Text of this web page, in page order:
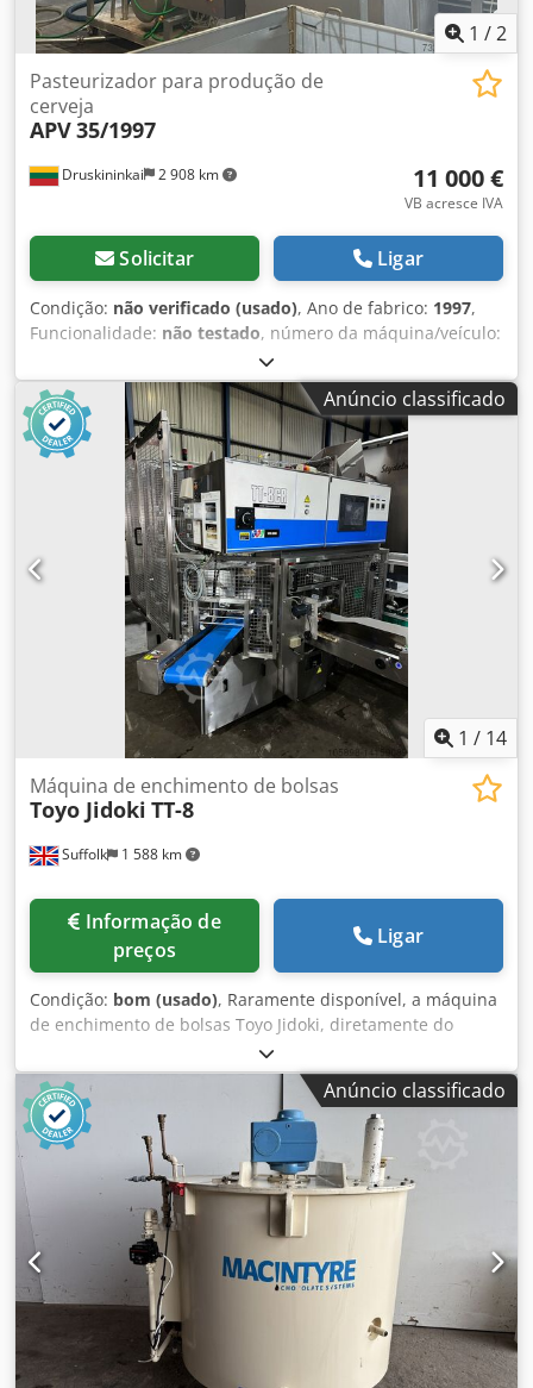
1 /2
Druskininkai 2 908 km
Pasteurizador para produção de
cerveja
APV35/1997
11 000 €
VB acresce IVA
Solicitar Ligar
Condição: não verificado (usado), Ano de fabrico: 1997,
Funcionalidade: não testado, número da máquina/veículo:
, Pasteurizador de cerveja - Trocador de calor
Dcsdpfsquuxuex Ahuok Fabricante: APV TIPO / Ano: 35 /
1997 Capacidade: 8.000 kg/h Pressão de trabalho: 16 bar
Temperatura máxima de trabalho: 95 °C
Anúncio classificado
1 / 14
Suffolk 1 588 km
Máquina de enchimento de bolsas
Toyo Jidoki TT-8
preços
Ligar
Condição: bom (usado), Raramente disponível, a máquina
de enchimento de bolsas Toyo Jidoki, diretamente do
fabricante de molhos, caldos e sopas recentemente
encerrado. Estava a encher estes produtos em stand up
pouches retortable. Comprada nova em 2007.
Dcsdpequdivefx Ahuok
Anúncio classificado